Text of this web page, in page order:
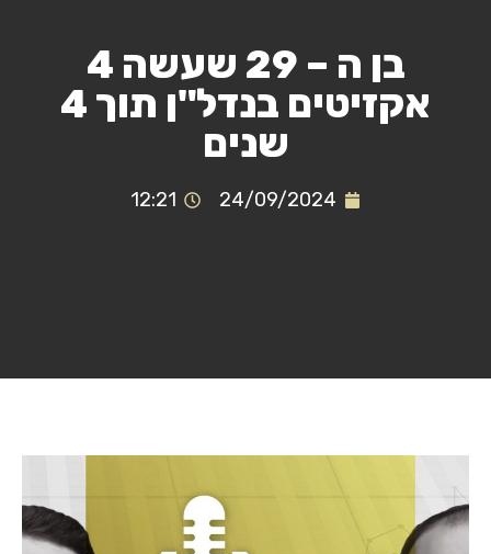
בן ה – 29 שעשה 4
אקזיטים בנדל"ן תוך 4
שנים
24/09/2024
12:21